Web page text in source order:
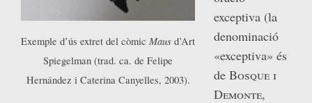
Exemple d’ús extret del còmic Maus d’Art
Spiegelman (trad. ca. de Felipe
Hernández i Caterina Canyelles, 2003).
exceptiva (la
denominació
«exceptiva» és
de Bosque i
Demonte,